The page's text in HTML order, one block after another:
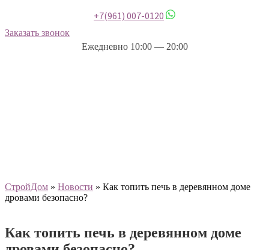
+7(961) 007-0120
Заказать звонок
Ежедневно 10:00 — 20:00
СтройДом » Новости » Как топить печь в деревянном доме
дровами безопасно?
Как топить печь в деревянном доме